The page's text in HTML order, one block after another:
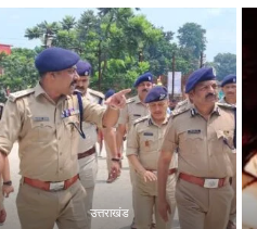
उत्तराखंड